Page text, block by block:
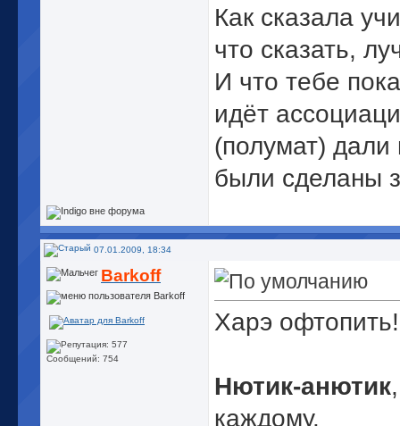
Как сказала
что сказать,
И что тебе
идёт
(полумат) дали
были сделаны
07.01.2009, 18:34
Barkoff
Сообщений: 754
Харэ офтопить!
Нютик-анютик
каждому.